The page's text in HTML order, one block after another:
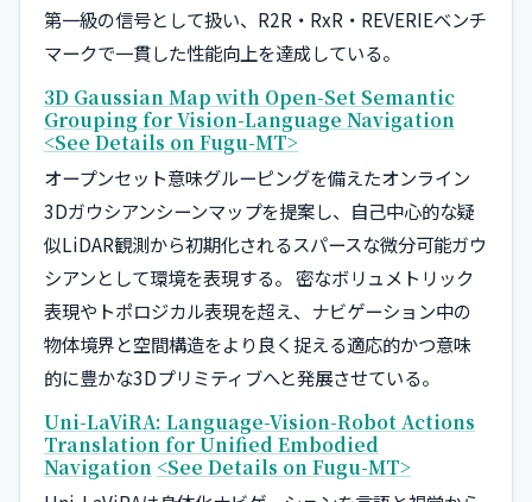
第一級の信号として扱い、R2R・RxR・REVERIEベンチ
マークで一貫した性能向上を達成している。
3D Gaussian Map with Open-Set Semantic
Grouping for Vision-Language Navigation
<See Details on Fugu-MT>
オープンセット意味グルーピングを備えたオンライン
3Dガウシアンシーンマップを提案し、自己中心的な疑
似LiDAR観測から初期化されるスパースな微分可能ガウ
シアンとして環境を表現する。 密なボリュメトリック
表現やトポロジカル表現を超え、ナビゲーション中の
物体境界と空間構造をより良く捉える適応的かつ意味
的に豊かな3Dプリミティブへと発展させている。
Uni-LaViRA: Language-Vision-Robot Actions
Translation for Unified Embodied
Navigation <See Details on Fugu-MT>